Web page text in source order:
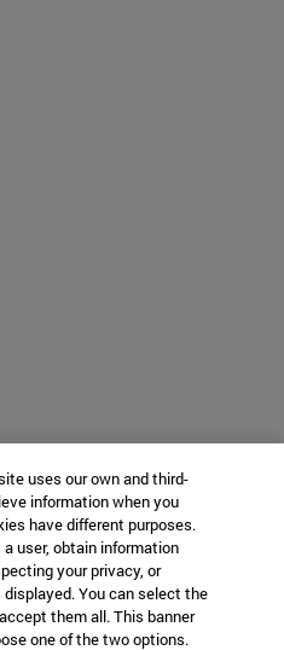
uses our own and third-
information when you
have different purposes.
user, obtain information
your privacy, or
You can select the
them all. This banner
one of the two options.